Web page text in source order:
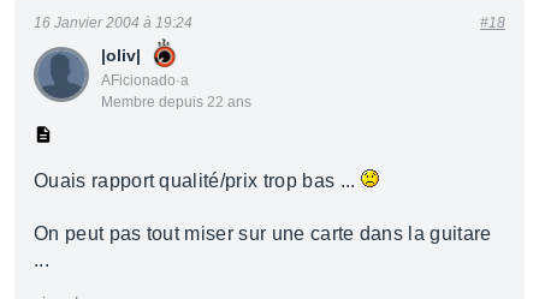
|oliv|
AFicionado·a
Membre depuis 22 ans
16 Janvier 2004 à 19:24 #18
Ouais rapport qualité/prix trop bas ...
On peut pas tout miser sur une carte dans la guitare
...